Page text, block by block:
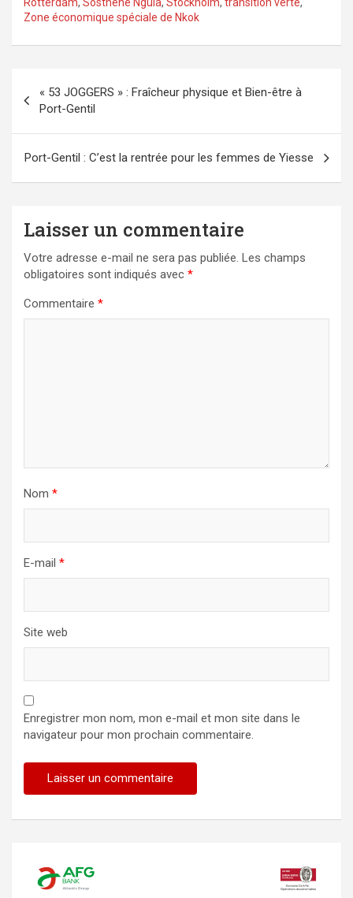
Rotterdam, Sosthène Nguia, Stockholm, transition verte,
Zone économique spéciale de Nkok
de
l’article
« 53 JOGGERS » : Fraîcheur physique et Bien-être à
Port-Gentil
Port-Gentil : C’est la rentrée pour les femmes de Yiesse
Laisser un commentaire
Votre adresse e-mail ne sera pas publiée. Les champs
obligatoires sont indiqués avec *
Commentaire *
Nom *
E-mail *
Site web
Enregistrer mon nom, mon e-mail et mon site dans le
navigateur pour mon prochain commentaire.